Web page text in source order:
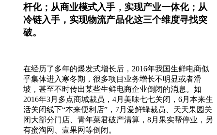
杆化；从商业模式入手，实现产业一体化；从
冷链入手，实现物流产品化这三个维度寻找突
破。
在经历了多年的爆发式增长后，2016年我国生鲜电商似
乎集体进入寒冬期，很多项目业务增长不明显或者滑
坡，甚至不时传出某些生鲜电商企业倒闭的消息。如
2016年3月多点商城裁员，4月美味七七关闭，6月本来生
活关闭线下“本来便利店”，7月爱鲜蜂裁员、天天果园关
闭大部分门店、青年菜君破产清算，8月果实帮停业，另
有蜜淘网、壹果网等倒闭。